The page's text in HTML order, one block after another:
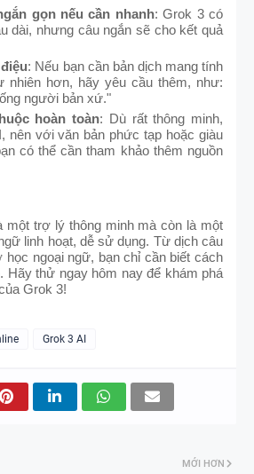
gọn nếu cần nhanh: Grok 3 có
dài, nhưng câu ngắn sẽ cho kết quả
: Nếu bạn cần bản dịch mang tính
nhiên hơn, hãy yêu cầu thêm, như:
người bản xứ."
hoàn toàn: Dù rất thông minh,
nên với văn bản phức tạp hoặc giàu
có thể cần tham khảo thêm nguồn
một trợ lý thông minh mà còn là một
linh hoạt, dễ sử dụng. Từ dịch câu
học ngoại ngữ, bạn chỉ cần biết cách
Hãy thử ngay hôm nay để khám phá
Grok 3!
Grok 3 AI
MỚI HƠN